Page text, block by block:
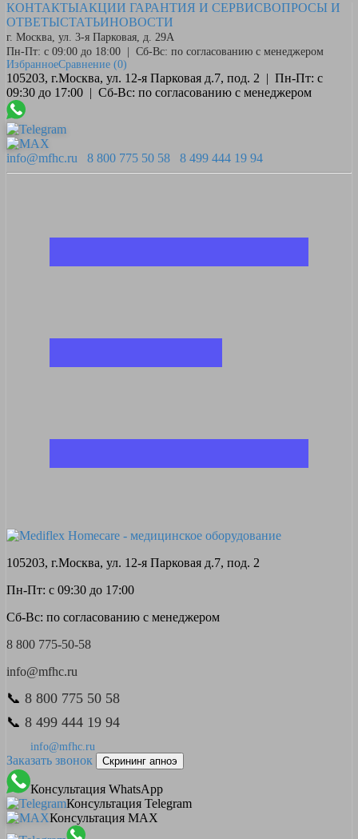
КОНТАКТЫАКЦИИ ГАРАНТИЯ И СЕРВИСВОПРОСЫ И
ОТВЕТЫСТАТЬИНОВОСТИ
г. Москва, ул. 3-я Парковая, д. 29А
Пн-Пт: с 09:00 до 18:00 | Сб-Вс: по согласованию с менеджером
ИзбранноеСравнение (0)
105203, г.Москва, ул. 12-я Парковая д.7, под. 2 | Пн-Пт: с
09:30 до 17:00 | Сб-Вс: по согласованию с менеджером
info@mfhc.ru 8 800 775 50 58 8 499 444 19 94
105203, г.Москва, ул. 12-я Парковая д.7, под. 2
Пн-Пт: с 09:30 до 17:00
Сб-Вс: по согласованию с менеджером
8 800 775-50-58
info@mfhc.ru
📞 8 800 775 50 58
📞 8 499 444 19 94
info@mfhc.ru
Заказать звонок Скрининг апноэ
Консультация WhatsApp
Консультация Telegram
Консультация MAX